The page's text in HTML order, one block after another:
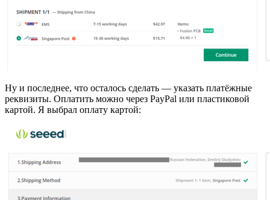
Ну и последнее, что осталось сделать — указать платёжные
реквизиты. Оплатить можно через PayPal или пластиковой
картой. Я выбрал оплату картой: